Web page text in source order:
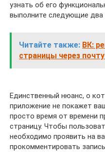
узнать об его
выполните следующие два
Читайте также: ВК:
страницы через
Единственный нюанс, о
приложение не покажет
просто время от времени
страницу. Чтобы
необходимо проявить на
прокомментировать